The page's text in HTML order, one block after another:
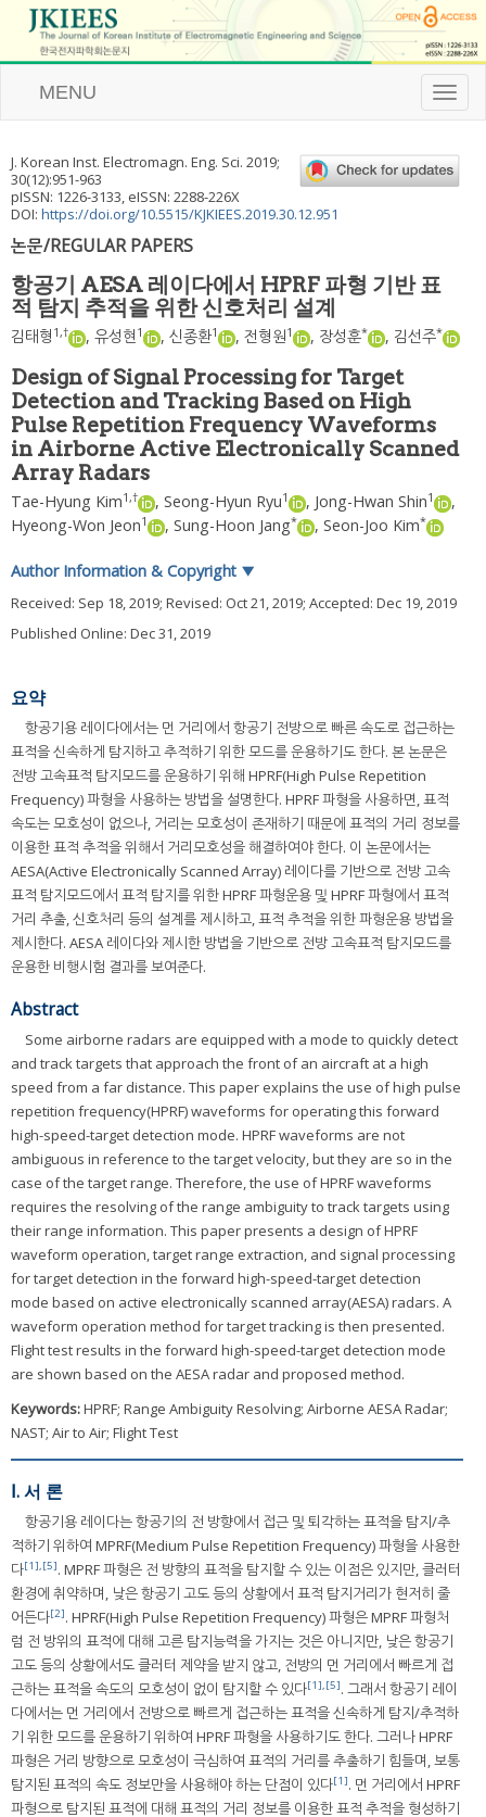
T
o
l
e
t
i
MENU
J. Korean Inst. Electromagn. Eng. Sci. 2019;
30(12):951-963
pISSN: 1226-3133, eISSN: 2288-226X
DOI: https://doi.org/10.5515/KJKIEES.2019.30.12.951
논문/REGULAR PAPERS
항공기 AESA 레이다에서 HPRF 파형 기반 표
적 탐지 추적을 위한 신호처리 설계
김태형 1,† , 유성현 1 , 신종환1 , 전형원1 , 장성훈* , 김선주*
Design of Signal Processing for Target
Detection and Tracking Based on High
Pulse Repetition Frequency Waveforms
in Airborne Active Electronically Scanned
Array Radars
Tae-Hyung Kim1,† , Seong-Hyun Ryu1 , Jong-Hwan Shin1
,
Hyeong-Won Jeon1 , Sung-Hoon Jang* , Seon-Joo Kim*
Author Information & Copyright ▼
Received: Sep 18, 2019; Revised: Oct 21, 2019; Accepted: Dec 19, 2019
Published Online: Dec 31, 2019
요약
항공기용 레이다에서는 먼 거리에서 항공기 전방으로 빠른 속도로 접근하는
표적을 신속하게 탐지하고 추적하기 위한 모드를 운용하기도 한다. 본 논문은
전방 고속표적 탐지모드를 운용하기 위해 HPRF(High Pulse Repetition
Frequency) 파형을 사용하는 방법을 설명한다. HPRF 파형을 사용하면, 표적
속도는 모호성이 없으나, 거리는 모호성이 존재하기 때문에 표적의 거리 정보를
이용한 표적 추적을 위해서 거리모호성을 해결하여야 한다. 이 논문에서는
AESA(Active Electronically Scanned Array) 레이다를 기반으로 전방 고속
표적 탐지모드에서 표적 탐지를 위한 HPRF 파형운용 및 HPRF 파형에서 표적
거리 추출, 신호처리 등의 설계를 제시하고, 표적 추적을 위한 파형운용 방법을
제시한다. AESA 레이다와 제시한 방법을 기반으로 전방 고속표적 탐지모드를
운용한 비행시험 결과를 보여준다.
Abstract
Some airborne radars are equipped with a mode to quickly detect
and track targets that approach the front of an aircraft at a high
speed from a far distance. This paper explains the use of high pulse
repetition frequency(HPRF) waveforms for operating this forward
high-speed-target detection mode. HPRF waveforms are not
ambiguous in reference to the target velocity, but they are so in the
case of the target range. Therefore, the use of HPRF waveforms
requires the resolving of the range ambiguity to track targets using
their range information. This paper presents a design of HPRF
waveform operation, target range extraction, and signal processing
for target detection in the forward high-speed-target detection
mode based on active electronically scanned array(AESA) radars. A
waveform operation method for target tracking is then presented.
Flight test results in the forward high-speed-target detection mode
are shown based on the AESA radar and proposed method.
Keywords:HPRF; Range Ambiguity Resolving; Airborne AESA Radar;
NAST; Air to Air; Flight Test
Ⅰ. 서 론
항공기용 레이다는 항공기의 전 방향에서 접근 및 퇴각하는 표적을 탐지/추
적하기 위하여 MPRF(Medium Pulse Repetition Frequency) 파형을 사용한
다[1],[5]. MPRF 파형은 전 방향의 표적을 탐지할 수 있는 이점은 있지만, 클러터
환경에 취약하며, 낮은 항공기 고도 등의 상황에서 표적 탐지거리가 현저히 줄
어든다[2]. HPRF(High Pulse Repetition Frequency) 파형은 MPRF 파형처
럼 전 방위의 표적에 대해 고른 탐지능력을 가지는 것은 아니지만, 낮은 항공기
고도 등의 상황에서도 클러터 제약을 받지 않고, 전방의 먼 거리에서 빠르게 접
근하는 표적을 속도의 모호성이 없이 탐지할 수 있다[1],[5]. 그래서 항공기 레이
다에서는 먼 거리에서 전방으로 빠르게 접근하는 표적을 신속하게 탐지/추적하
기 위한 모드를 운용하기 위하여 HPRF 파형을 사용하기도 한다. 그러나 HPRF
파형은 거리 방향으로 모호성이 극심하여 표적의 거리를 추출하기 힘들며, 보통
탐지된 표적의 속도 정보만을 사용해야 하는 단점이 있다[1]. 먼 거리에서 HPRF
파형으로 탐지된 표적에 대해 표적의 거리 정보를 이용한 표적 추적을 형성하기